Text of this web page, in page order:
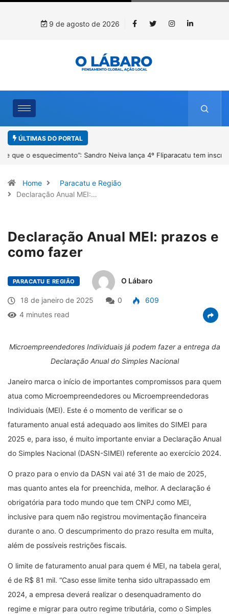
9 de agosto de 2026
ÚLTIMAS DO PORTAL
4º Fliparacatu tem inscrições abertas para o Prêmio de Redação e
Home
Paracatu e Região
Declaração Anual MEI:…
Declaração Anual MEI: prazos e
como fazer
PARACATU E REGIÃO O Lábaro
18 de janeiro de 2025 0
609
4 minutes read
Microempreendedores Individuais já podem fazer a entrega da
Declaração Anual do Simples Nacional
Janeiro marca o início de importantes compromissos para quem
atua como Microempreendedores ou Microempreendedoras
Individuais (MEI). Este é o momento de verificar se o
faturamento anual está adequado aos limites do SIMEI para
2025 e, para isso, é muito importante enviar a Declaração Anual
do Simples Nacional (DASN-SIMEI) referente ao exercício 2024.
O prazo para o envio da DASN vai até 31 de maio de 2025,
mas quanto antes ela for preenchida, melhor. A declaração é
obrigatória para todo mundo que tem CNPJ como MEI,
inclusive para quem não registrou movimentação financeira
durante o ano. O descumprimento do prazo resulta em multa,
além de possíveis restrições fiscais.
O limite de faturamento anual para quem é MEI, na tabela geral,
é de R$ 81 mil. “Caso esse limite tenha sido ultrapassado em
2024, a empresa deverá realizar o desenquadramento do
regime e migrar para outro regime tributária, como o Simples